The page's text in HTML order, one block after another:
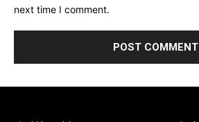
next time I comment.